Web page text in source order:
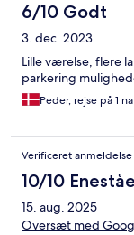
6/10 Godt
3. dec. 2023
Lille værelse, flere
parkering
Peder, rejse på 1
Verificeret anmeldelse
10/10
15. aug. 2025
Oversæt med